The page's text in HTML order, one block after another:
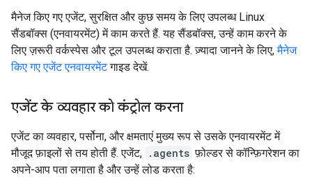
मैनेज किए गए एजेंट, सुरक्षित और कुछ समय के लिए उपलब्ध Linux
सैंडबॉक्स (एनवायरमेंट) में काम करते हैं. यह सैंडबॉक्स, उन्हें काम करने के
लिए ज़रूरी वर्कस्पेस और टूल उपलब्ध कराता है. ज़्यादा जानने के लिए,मैनेज
किए गए एजेंट एनवायरमेंटगाइड देखें.
एजेंट के व्यवहार को कंट्रोल करना
एजेंट का व्यवहार, पर्सोना, और क्षमताएं मुख्य रूप से उसके एनवायरमेंट में
मौजूद फ़ाइलों से तय होती हैं. एजेंट, .agents फ़ोल्डर से कॉन्फ़िगरेशन का
अपने-आप पता लगाता है और उन्हें लोड करता है: